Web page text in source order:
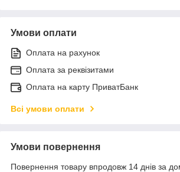
Умови оплати
Оплата на рахунок
Оплата за реквізитами
Оплата на карту ПриватБанк
Всі умови оплати
Умови повернення
Повернення товару впродовж 14 днів за